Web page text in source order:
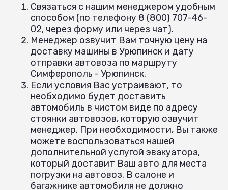
Связаться с нашим менеджером удобным
способом (по телефону 8 (800) 707-46-
02, через форму или через чат).
Менеджер озвучит Вам точную цену на
доставку машины в Урюпинск и дату
отправки автовоза по маршруту
Симферополь - Урюпинск.
Если условия Вас устраивают, то
необходимо будет доставить
автомобиль в чистом виде по адресу
стоянки автовозов, которую озвучит
менеджер. При необходимости, Вы также
можете воспользоваться нашей
дополнительной услугой эвакуатора,
который доставит Ваш авто для места
погрузки на автовоз. В салоне и
багажнике автомобиля не должно